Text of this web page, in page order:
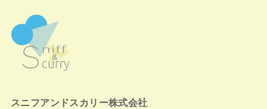
スニフアンドスカリー株式会社